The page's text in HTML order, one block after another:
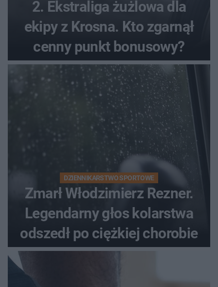
2. Ekstraliga żużlowa dla
ekipy z Krosna. Kto zgarnął
cenny punkt bonusowy?
DZIENNIKARSTWO SPORTOWE
Zmarł Włodzimierz Rezner.
Legendarny głos kolarstwa
odszedł po ciężkiej chorobie